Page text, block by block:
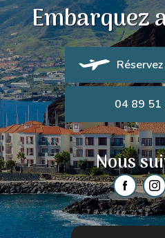
Embarquez
04 89 51
Nous